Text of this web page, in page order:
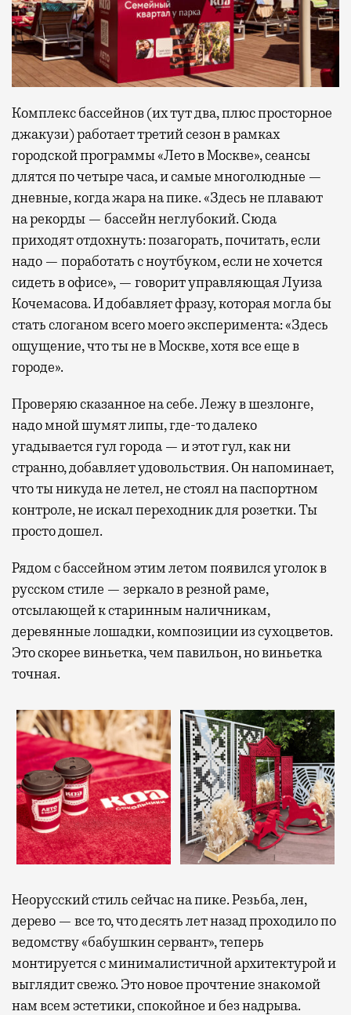
Комплекс бассейнов (их тут два, плюс просторное
джакузи) работает третий сезон в рамках
городской программы «Лето в Москве», сеансы
длятся по четыре часа, и самые многолюдные —
дневные, когда жара на пике. «Здесь не плавают
на рекорды — бассейн неглубокий. Сюда
приходят отдохнуть: позагорать, почитать, если
надо — поработать с ноутбуком, если не хочется
сидеть в офисе», — говорит управляющая Луиза
Кочемасова. И добавляет фразу, которая могла бы
стать слоганом всего моего эксперимента: «Здесь
ощущение, что ты не в Москве, хотя все еще в
городе».
Проверяю сказанное на себе. Лежу в шезлонге,
надо мной шумят липы, где-то далеко
угадывается гул города — и этот гул, как ни
странно, добавляет удовольствия. Он напоминает,
что ты никуда не летел, не стоял на паспортном
контроле, не искал переходник для розетки. Ты
просто дошел.
Рядом с бассейном этим летом появился уголок в
русском стиле — зеркало в резной раме,
отсылающей к старинным наличникам,
деревянные лошадки, композиции из сухоцветов.
Это скорее виньетка, чем павильон, но виньетка
точная.
Неорусский стиль сейчас на пике. Резьба, лен,
дерево — все то, что десять лет назад проходило по
ведомству «бабушкин сервант», теперь
монтируется с минималистичной архитектурой и
выглядит свежо. Это новое прочтение знакомой
нам всем эстетики, спокойное и без надрыва.